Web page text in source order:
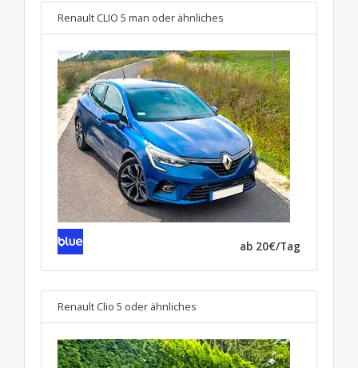
Renault CLIO 5 man oder ähnliches
ab 20€/Tag
Renault Clio 5 oder ähnliches